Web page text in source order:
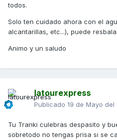
todos.
Solo ten cuidado ahora con el
alcantarillas, etc...), puede
Animo y un saludo
latourexpress
Publicado 19 de Mayo del
Tu Tranki culebras despasito y
sobretodo no tengas prisa si se